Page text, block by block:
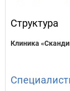
Структура
Клиника